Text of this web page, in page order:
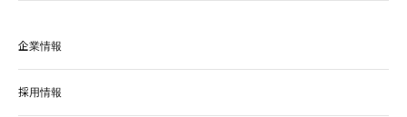
企業情報
採用情報